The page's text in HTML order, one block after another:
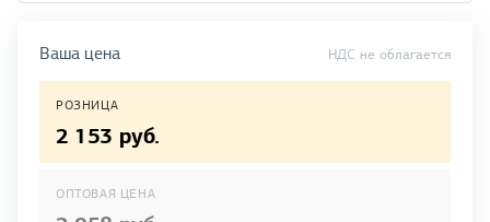
Ваша цена НДС не облагается
РОЗНИЦА
2 153 руб.
ОПТОВАЯ ЦЕНА